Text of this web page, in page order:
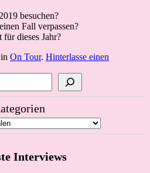
besuchen?
Fall verpassen?
für dieses Jahr?
On Tour. Hinterlasse einen
Interviews